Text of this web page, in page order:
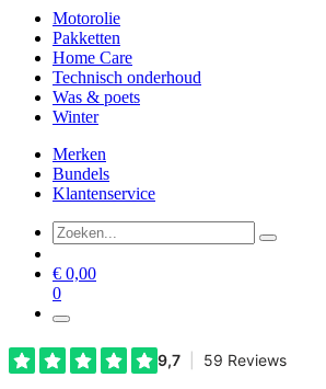
Motorolie
Pakketten
Home Care
Technisch onderhoud
Was & poets
Winter
Merken
Bundels
Klantenservice
€ 0,00
0